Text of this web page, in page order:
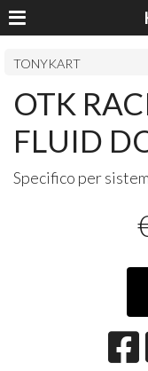
TONYKART
OTK
FLUID
Specifico per